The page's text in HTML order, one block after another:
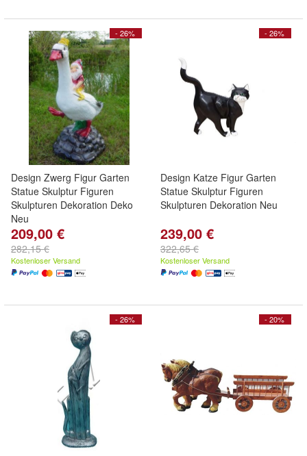
- 26%
Design Zwerg Figur Garten
Statue Skulptur Figuren
Skulpturen Dekoration Deko
Neu
209,00 €
282,15 €
Kostenloser Versand
- 26%
Design Katze Figur Garten
Statue Skulptur Figuren
Skulpturen Dekoration Neu
239,00 €
322,65 €
Kostenloser Versand
- 26% - 20%